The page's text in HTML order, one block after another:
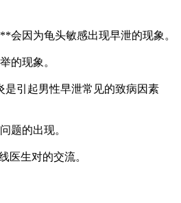
因为龟头敏感出现早泄的现象。
的现象。
是引起男性早泄常见的致病因素
题的出现。
生对的交流。